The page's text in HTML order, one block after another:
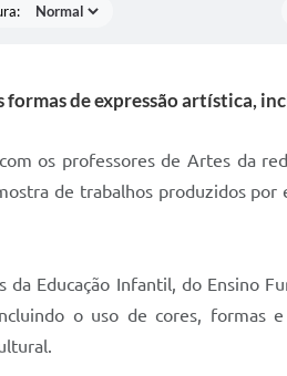
de expressão artística,
os professores de Artes da
de trabalhos produzidos
Educação Infantil, do Ensino
o uso de cores,